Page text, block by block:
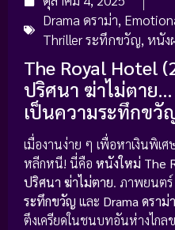
Drama ดราม่า,
Thriller ระทึกขวัญ, หนัง
The Royal Hotel
ปริศนา ฆ่าไม่ตาย…
เป็นความระทึกข
เมื่องานง่าย ๆ เพื่อหาเงินพิเ
หลีกหนี! นี่คือ หนังใหม่ The
ปริศนา ฆ่าไม่ตาย. ภาพยนตร์
ระทึกขวัญ และ Drama ดราม่า
ตึงเครียดในชนบทอันห่างไกลข